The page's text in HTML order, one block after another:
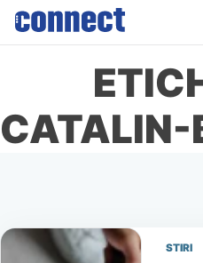
Skip
content
CATALIN-
STIRI